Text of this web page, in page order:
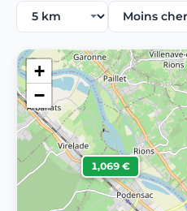
1,069 €
+
−